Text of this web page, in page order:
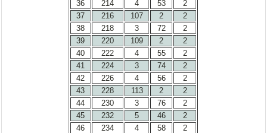
36
214 4 53
2
37
216 107 2
2
38
218 3 72
2
39
220 109 2
2
40
222 4 55
2
41
224 3 74
2
42
226 4 56
2
43
228 113 2
2
44
230 3 76
2
45
232 5 46
2
46
234 4 58
2